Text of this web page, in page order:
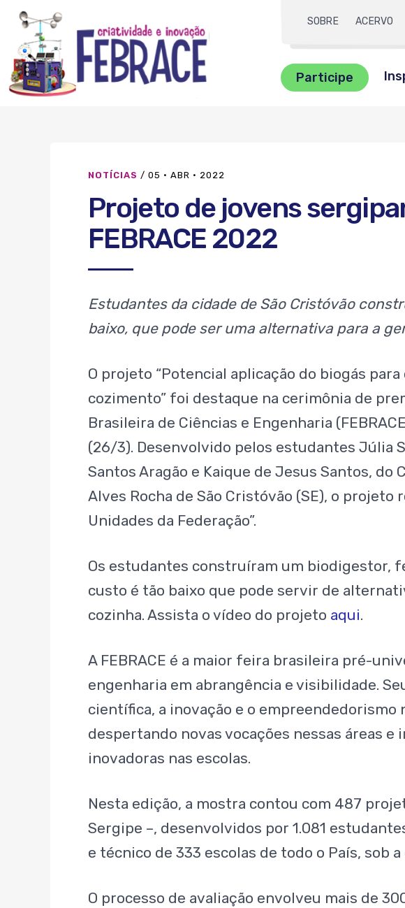
SOBRE ACERVO
sua
busca
FEBRRACE
Participe
NOTÍCIAS / 05 · ABR · 2022
Projeto de jovens
FEBRACE 2022
Estudantes da cidade de São Cristóvão
baixo, que pode ser uma alternativa para a
O projeto “Potencial aplicação do biogás
cozimento” foi destaque na cerimônia de
Brasileira de Ciências e Engenharia
(26/3). Desenvolvido pelos estudantes Júlia
Santos Aragão e Kaique de Jesus Santos, do
Alves Rocha de São Cristóvão (SE), o projeto
Unidades da Federação”.
Os estudantes construíram um biodigestor,
custo é tão baixo que pode servir de
cozinha. Assista o vídeo do projeto aqui.
A FEBRACE é a maior feira brasileira pré-
engenharia em abrangência e visibilidade.
científica, a inovação e o empreendedorismo
despertando novas vocações nessas áreas
inovadoras nas escolas.
Nesta edição, a mostra contou com 487
Sergipe –, desenvolvidos por 1.081
e técnico de 333 escolas de todo o País, sob
O processo de avaliação envolveu mais de